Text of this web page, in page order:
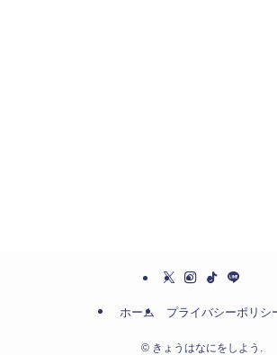
ホーム プライバシーポリシ
©きょうはなにをしよう.